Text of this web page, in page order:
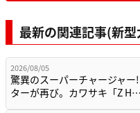
最新の関連記事(新
2026/08/05
驚異のスーパーチャージャー
ターが再び。カワサキ「Z H…